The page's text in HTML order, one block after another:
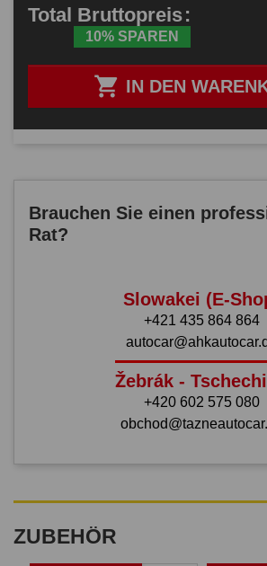
 IN DEN
Total Bruttopreis:
10% SPAREN
Brauchen Sie einen
Rat?
Slowakei (E-
+421 435 864 864
Žebrák -
+420 602 575 080
ZUBEHÖR